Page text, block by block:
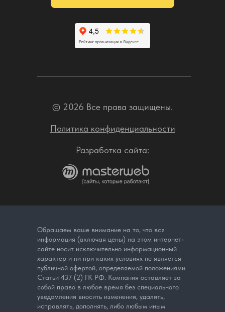
© 2026 Все права защищены.
Разработка сайта:
Политика конфиденциальности
Обращаем ваше внимание на то, что вся
информация (включая цены) на этом интернет-
сайте носит исключительно информационный
характер и ни при каких условиях не является
публичной офертой, определяемой положениями
Статьи 437 (2) ГК РФ. Компания оставляет за
собой право в любое время без специального
уведомления вносить изменения, удалять,
исправлять, дополнять, либо любым иным